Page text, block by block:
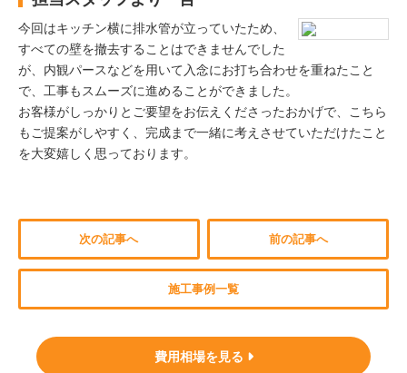
今回はキッチン横に排水管が立っていたため、
すべての壁を撤去することはできませんでした
が、内観パースなどを用いて入念にお打ち合わせを重ねたこと
で、工事もスムーズに進めることができました。
お客様がしっかりとご要望をお伝えくださったおかげで、こちら
もご提案がしやすく、完成まで一緒に考えさせていただけたこと
を大変嬉しく思っております。
次の記事へ 前の記事へ
施工事例一覧
費用相場を見る